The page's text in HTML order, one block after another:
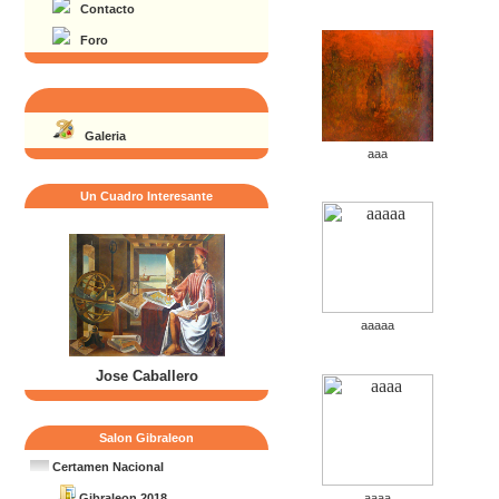
Contacto
Foro
Galeria
Un Cuadro Interesante
Jose Caballero
Salon Gibraleon
Certamen Nacional
aaa
aaaaa